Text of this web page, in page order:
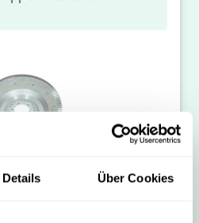
Details Über Cookies